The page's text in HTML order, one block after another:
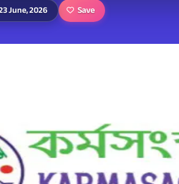
June, 2026 Save